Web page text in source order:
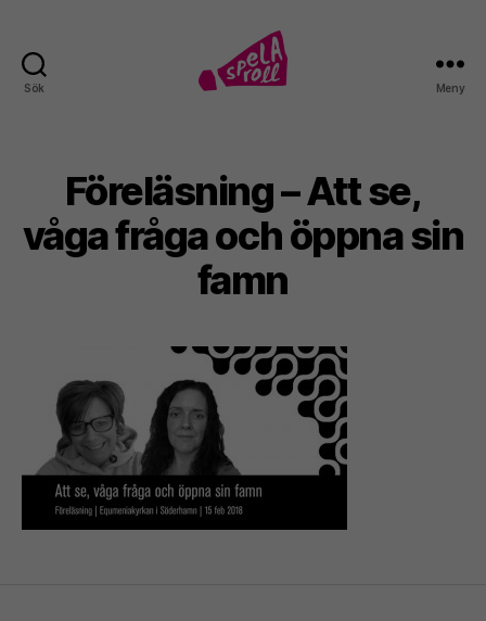
Sök Meny
Föreläsning – Att se,
våga fråga och öppna sin
famn